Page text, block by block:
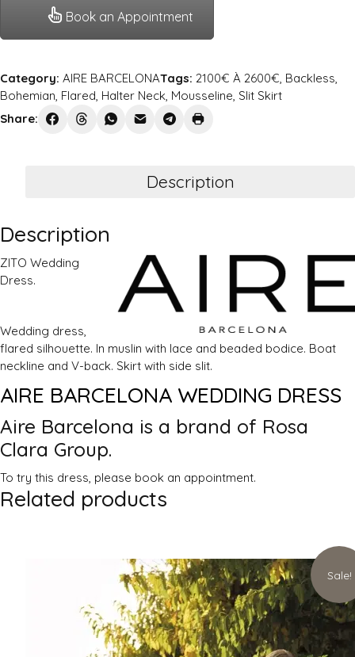
Book an Appointment
Category: AIRE BARCELONATags: 2100€ À 2600€ Backless
Bohemian Flared Halter Neck Mousseline Slit Skirt
Share:
Description
Description
ZITO Wedding
Dress.
Wedding dress,
flared silhouette. In muslin with lace and beaded bodice. Boat
neckline and V-back. Skirt with side slit.
AIRE BARCELONA WEDDING DRESS
Aire Barcelona is a brand of Rosa
Clara Group.
To try this dress, please book an appointment.
Related products
Sale!